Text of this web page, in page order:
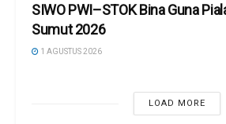
SIWO PWI–STOK Bina Guna
Sumut 2026
1 AGUSTUS 2026
LOAD MORE